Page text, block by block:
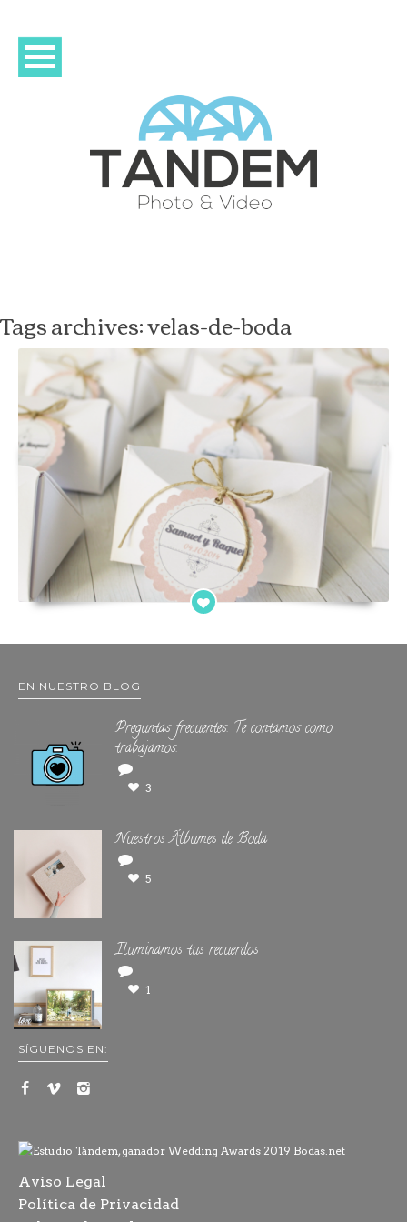
Tags archives: velas-de-boda
EN NUESTRO BLOG
Preguntas frecuentes. Te contamos como
trabajamos.
3
Nuestros Álbumes de Boda
5
Iluminamos tus recuerdos
1
SÍGUENOS EN:
Aviso Legal
Política de Privacidad